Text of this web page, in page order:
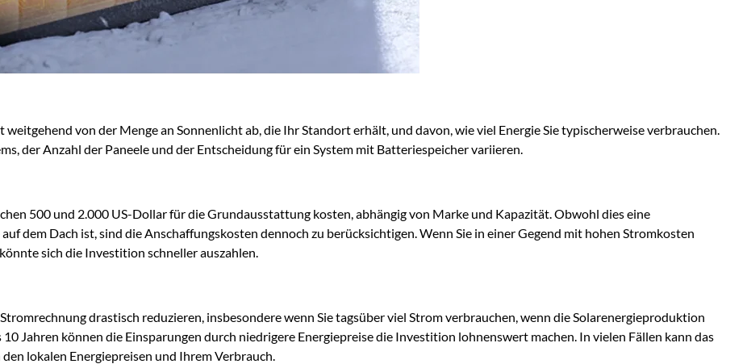
von der Menge an Sonnenlicht ab, die Ihr Standort erhält, und davon, wie viel Energie Sie typischerweise verbrauchen.
der Anzahl der Paneele und der Entscheidung für ein System mit Batteriespeicher variieren.
500 und 2.000 US-Dollar für die Grundausstattung kosten, abhängig von Marke und Kapazität. Obwohl dies eine
dem Dach ist, sind die Anschaffungskosten dennoch zu berücksichtigen. Wenn Sie in einer Gegend mit hohen Stromkosten
sich die Investition schneller auszahlen.
drastisch reduzieren, insbesondere wenn Sie tagsüber viel Strom verbrauchen, wenn die Solarenergieproduktion
Jahren können die Einsparungen durch niedrigere Energiepreise die Investition lohnenswert machen. In vielen Fällen kann das
lokalen Energiepreisen und Ihrem Verbrauch.